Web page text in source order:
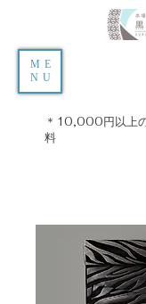
ME
NU
＊10,000円以上
料